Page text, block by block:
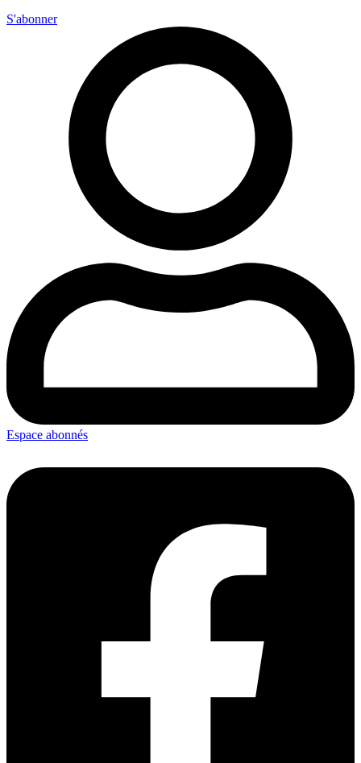
S'abonner
Espace abonnés